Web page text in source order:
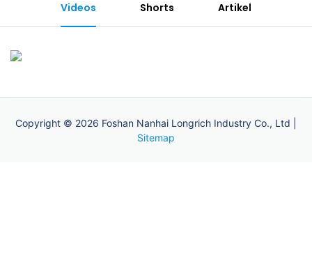
Videos Shorts Artikel
Copyright © 2026 Foshan Nanhai Longrich Industry Co., Ltd |
Sitemap